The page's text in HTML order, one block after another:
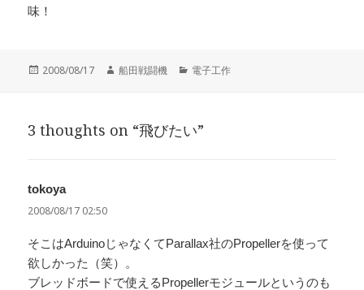
味！
投
2008/08/17
作
船田戦闘機
カ
ー
電子工作
3 thoughts on “飛びたい”
tokoyaよ
り:
2008/08/17 02:50
そこはArduinoじゃなくてParallax社のPropellerを使って
欲しかった（笑）。
ブレッドボードで使えるPropellerモジュールというのも